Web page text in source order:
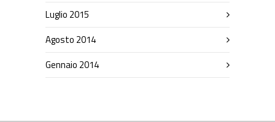
Luglio 2015
Agosto 2014
Gennaio 2014